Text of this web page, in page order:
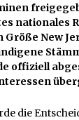
nationales
Größe New
offiziell
die